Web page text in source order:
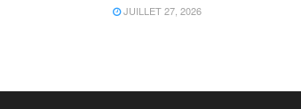
JUILLET 27, 2026